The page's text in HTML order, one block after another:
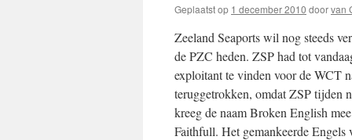
Geplaatst op 1 december 2010 doorvan
Zeeland Seaports wil nog steeds
de PZC heden. ZSP had tot
exploitant te vinden voor de WCT
teruggetrokken, omdat ZSP tijden
kreeg de naam Broken English
Faithfull. Het gemankeerde